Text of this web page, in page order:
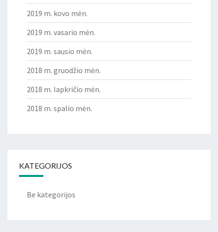
2019 m. kovo mėn.
2019 m. vasario mėn.
2019 m. sausio mėn.
2018 m. gruodžio mėn.
2018 m. lapkričio mėn.
2018 m. spalio mėn.
KATEGORIJOS
Be kategorijos